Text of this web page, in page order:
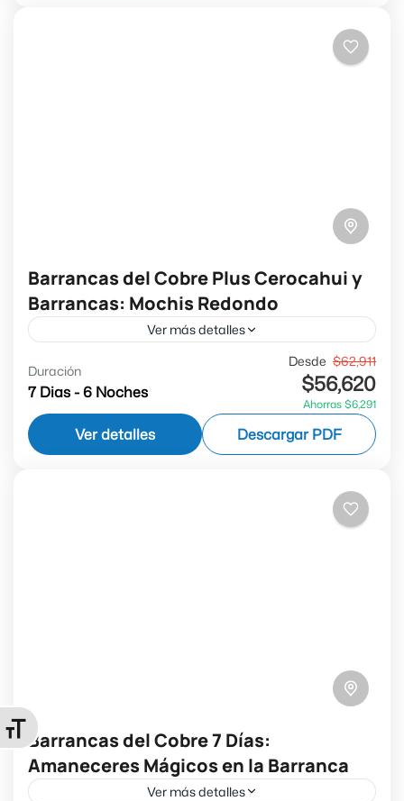
Alternar tamaño de letra
Barrancas del Cobre Plus Cerocahui y
Barrancas: Mochis Redondo
Ver más detalles
Salidas en Domingo* (*No disponible en los
meses de Mayo, Junio, Agosto y Septiembre)
(VSE-BHC-C2) Si quieres vivir una aventura
increíble este tour te llevará...
Barrancas del Cobre
Duración
7 Dias - 6 Noches
Desde $62,911
$56,620
Ahorras $6,291
Ver detalles Descargar PDF
Barrancas del Cobre 7 Días:
Amaneceres Mágicos en la Barranca
Ver más detalles